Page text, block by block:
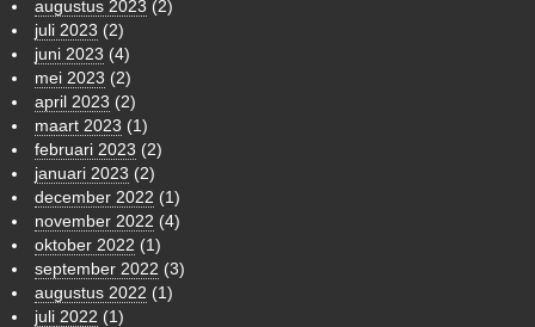
augustus 2023 (2)
juli 2023 (2)
juni 2023 (4)
mei 2023 (2)
april 2023 (2)
maart 2023 (1)
februari 2023 (2)
januari 2023 (2)
december 2022 (1)
november 2022 (4)
oktober 2022 (1)
september 2022 (3)
augustus 2022 (1)
juli 2022 (1)